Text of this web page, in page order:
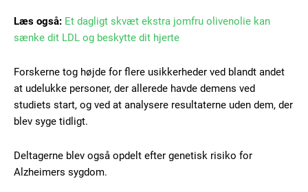
Læs også: Et dagligt skvæt ekstra jomfru olivenolie kan
sænke dit LDL og beskytte dit hjerte
Forskerne tog højde for flere usikkerheder ved blandt andet
at udelukke personer, der allerede havde demens ved
studiets start, og ved at analysere resultaterne uden dem, der
blev syge tidligt.
Deltagerne blev også opdelt efter genetisk risiko for
Alzheimers sygdom.